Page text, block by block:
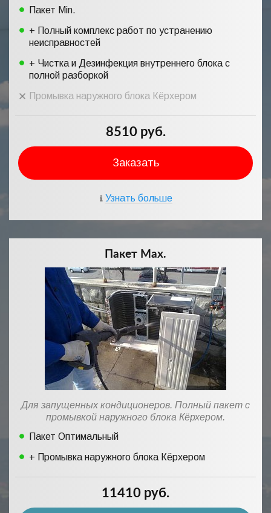
Пакет Min.
+ Полный комплекс работ по устранению
неисправностей
+ Чистка и Дезинфекция внутреннего блока с
полной разборкой
Промывка наружного блока Кёрхером
8510 руб.
Заказать
Узнать больше
Пакет Max.
Для запущенных кондиционеров. Полный пакет с
промывкой наружного блока Кёрхером.
Пакет Оптимальный
+ Промывка наружного блока Кёрхером
11410 руб.